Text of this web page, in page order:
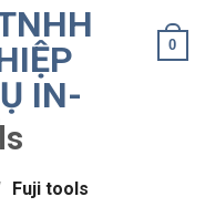
0
Fuji tools